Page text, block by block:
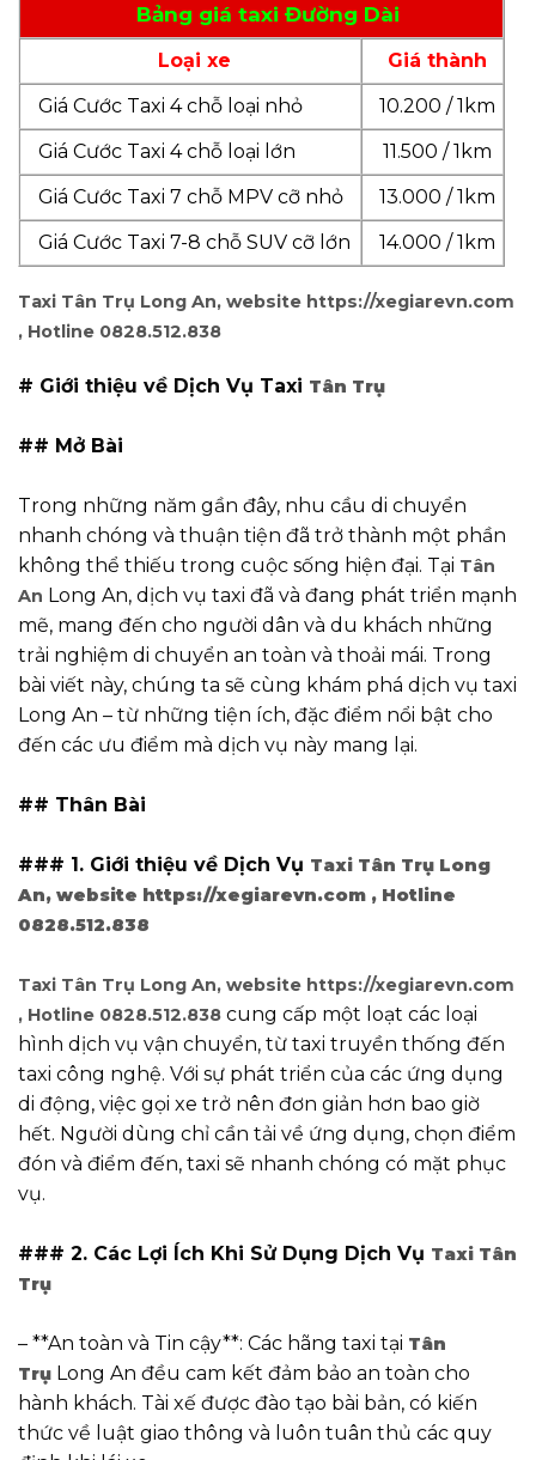
Bảng giá taxi Đường Dài
Loại xe
Giá thành
Giá Cước Taxi 4 chỗ loại nhỏ
10.200 / 1km
Giá Cước Taxi 4 chỗ loại lớn
11.500 / 1km
Giá Cước Taxi 7 chỗ MPV cỡ nhỏ
13.000 / 1km
Giá Cước Taxi 7-8 chỗ SUV cỡ lớn
14.000 / 1km
Taxi Tân Trụ Long An, website https://xegiarevn.com
, Hotline 0828.512.838
# Giới thiệu về Dịch Vụ Taxi Tân Trụ
## Mở Bài
Trong những năm gần đây, nhu cầu di chuyển
nhanh chóng và thuận tiện đã trở thành một phần
không thể thiếu trong cuộc sống hiện đại. Tại Tân
An Long An, dịch vụ taxi đã và đang phát triển mạnh
mẽ, mang đến cho người dân và du khách những
trải nghiệm di chuyển an toàn và thoải mái. Trong
bài viết này, chúng ta sẽ cùng khám phá dịch vụ taxi
Long An – từ những tiện ích, đặc điểm nổi bật cho
đến các ưu điểm mà dịch vụ này mang lại.
## Thân Bài
### 1. Giới thiệu về Dịch Vụ Taxi Tân Trụ Long
An, website https://xegiarevn.com , Hotline
0828.512.838
Taxi Tân Trụ Long An, website https://xegiarevn.com
, Hotline 0828.512.838 cung cấp một loạt các loại
hình dịch vụ vận chuyển, từ taxi truyền thống đến
taxi công nghệ. Với sự phát triển của các ứng dụng
di động, việc gọi xe trở nên đơn giản hơn bao giờ
hết. Người dùng chỉ cần tải về ứng dụng, chọn điểm
đón và điểm đến, taxi sẽ nhanh chóng có mặt phục
vụ.
### 2. Các Lợi Ích Khi Sử Dụng Dịch Vụ Taxi Tân
Trụ
– **An toàn và Tin cậy**: Các hãng taxi tại Tân
Trụ Long An đều cam kết đảm bảo an toàn cho
hành khách. Tài xế được đào tạo bài bản, có kiến
thức về luật giao thông và luôn tuân thủ các quy